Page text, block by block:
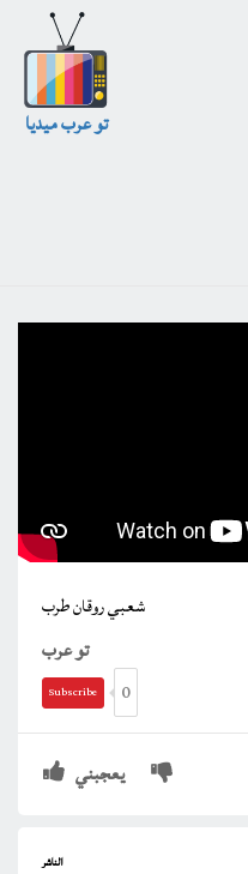
تو عرب ميديا
شعبي روقان طرب
تو عرب
Subscribe 0
يعجبني
الناشر